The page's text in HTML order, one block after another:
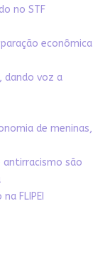
no STF
econômica
dando voz a
de meninas,
são
FLIPEI